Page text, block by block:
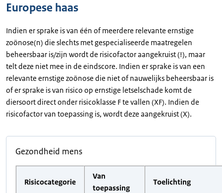
Europese haas
Indien er sprake is van één of meerdere relevante ernstige
zoönose(n) die slechts met gespecialiseerde maatregelen
beheersbaar is/zijn wordt de risicofactor aangekruist (!), maar
telt deze niet mee in de eindscore. Indien er sprake is van een
relevante ernstige zoönose die niet of nauwelijks beheersbaar is
of er sprake is van risico op ernstige letselschade komt de
diersoort direct onder risicoklasse F te vallen (XF). Indien de
risicofactor van toepassing is, wordt deze aangekruist (X).
Gezondheid mens
Risicocategorie
Van
toepassing
Toelichting